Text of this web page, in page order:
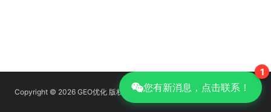
Copyright © 2026 GEO优化 版权所有京ICP备14039085号-14|GEO优化
1
您有新消息，点击联系！